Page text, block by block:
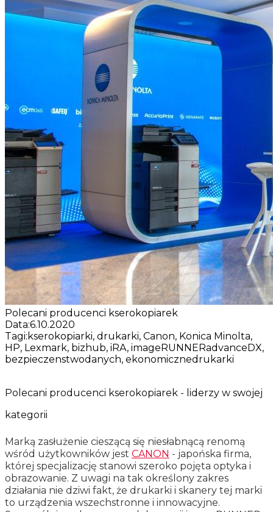
Polecani producenci kserokopiarek
Data:6.10.2020
Tagi: kserokopiarki, drukarki, Canon, Konica Minolta,
HP, Lexmark, bizhub, iRA, imageRUNNERadvanceDX,
bezpieczenstwodanych, ekonomicznedrukarki
Polecani producenci kserokopiarek - liderzy w swojej
kategorii
Marką zasłużenie cieszącą się niesłabnącą renomą
wśród użytkowników jest CANON - japońska firma,
której specjalizację stanowi szeroko pojęta optyka i
obrazowanie. Z uwagi na tak określony zakres
działania nie dziwi fakt, że drukarki i skanery tej marki
to urządzenia wszechstronne i innowacyjne.